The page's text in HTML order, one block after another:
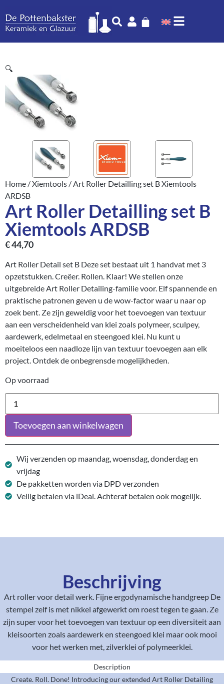
🔍
Home /Xiemtools / Art Roller Detailling set B Xiemtools
ARDSB
Art Roller Detailling set B
Xiemtools ARDSB
€44,70
Art Roller Detail set B Deze set bestaat uit 1 handvat met 3
opzetstukken. Creëer. Rollen. Klaar! We stellen onze
uitgebreide Art Roller Detailing-familie voor. Elf spannende en
praktische patronen geven u de wow-factor waar u naar op
zoek bent. Ze zijn geweldig voor het toevoegen van textuur
aan een verscheidenheid van klei zoals polymeer, sculpey,
aardewerk, edelmetaal en steengoed klei. Nu kunt u
moeiteloos een naadloze lijn van textuur toevoegen aan elk
project. Ontdek de onbegrensde mogelijkheden.
Op voorraad
Toevoegen aan winkelwagen
Wij verzenden op maandag, woensdag, donderdag en
vrijdag
De pakketten worden via DPD verzonden
Veilig betalen via iDeal. Achteraf betalen ook mogelijk.
Beschrijving
Art roller voor detail werk. Fijne ergodynamische handgreep De
stempel zelf is met nikkel afgewerkt om roest tegen te gaan. Ze
zijn super voor het toevoegen van textuur op een diversiteit aan
kleisoorten zoals aardewerk en steengoed klei maar ook mooi
voor het werken met, zilverklei of polymeerklei.
Description
Create. Roll. Done! Introducing our extended Art Roller Detailing